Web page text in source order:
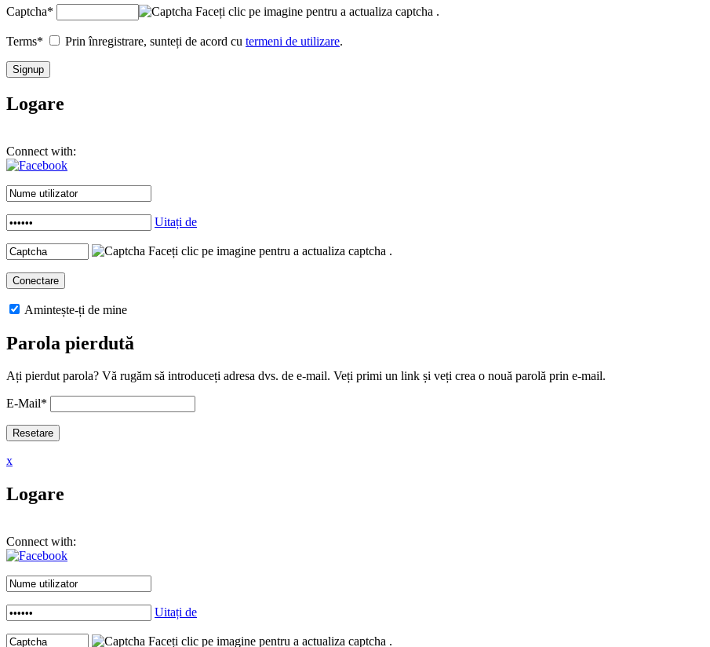
Captcha* Faceți clic pe imagine pentru a actualiza captcha .
Terms* Prin înregistrare, sunteți de acord cu termeni de utilizare.
Logare
Connect with:
Uitați de
Faceți clic pe imagine pentru a actualiza captcha .
Amintește-ți de mine
Parola pierdută
Ați pierdut parola? Vă rugăm să introduceți adresa dvs. de e-mail. Veți primi un link și veți crea o nouă parolă prin e-mail.
E-Mail*
x
Logare
Connect with:
Uitați de
Faceți clic pe imagine pentru a actualiza captcha .